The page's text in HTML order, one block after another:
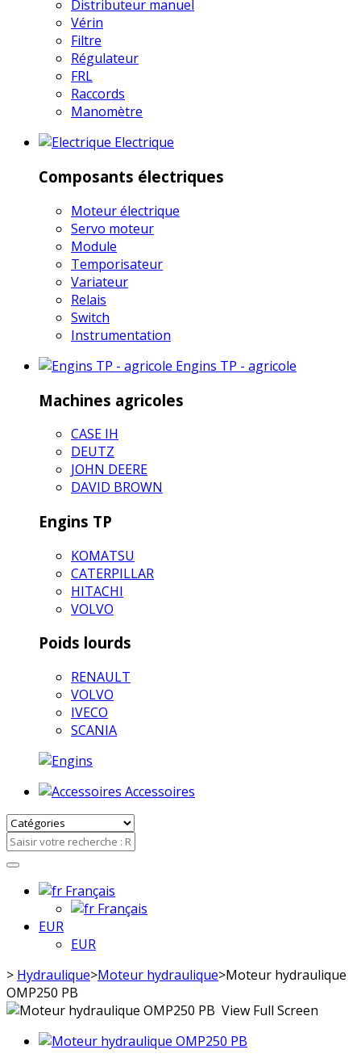
Distributeur manuel
Vérin
Filtre
Régulateur
FRL
Raccords
Manomètre
Electrique
Composants électriques
Moteur électrique
Servo moteur
Module
Temporisateur
Variateur
Relais
Switch
Instrumentation
Engins TP - agricole
Machines agricoles
CASE IH
DEUTZ
JOHN DEERE
DAVID BROWN
Engins TP
KOMATSU
CATERPILLAR
HITACHI
VOLVO
Poids lourds
RENAULT
VOLVO
IVECO
SCANIA
Accessoires
Français
Français
EUR
EUR
> Hydraulique>Moteur hydraulique>Moteur hydraulique
OMP250 PB
View Full Screen